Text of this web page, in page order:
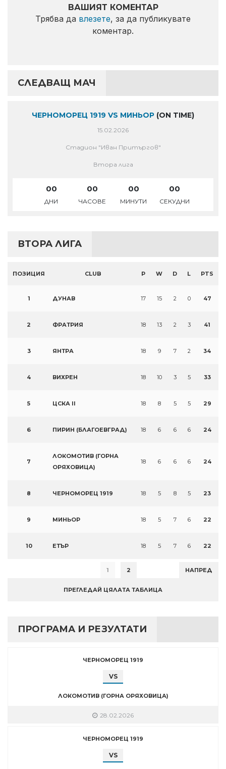
ВАШИЯТ КОМЕНТАР
Трябва да влезете, за да публикувате
коментар.
СЛЕДВАЩ МАЧ
ЧЕРНОМОРЕЦ 1919 VS МИНЬОР (ON TIME)
15.02.2026
Стадион "Иван Притъргов"
Втора лига
00
ДНИ
00
ЧАСОВЕ
00
МИНУТИ
00
СЕКУДНИ
ВТОРА ЛИГА
ПОЗИЦИЯ CLUB P W D L PTS
1 ДУНАВ 17 15 2 0 47
2 ФРАТРИЯ 18 13 2 3 41
3 ЯНТРА 18 9 7 2 34
4 ВИХРЕН 18 10 3 5 33
5 ЦСКА II 18 8 5 5 29
6 ПИРИН (БЛАГОЕВГРАД) 18 6 6 6 24
7
ЛОКОМОТИВ (ГОРНА
ОРЯХОВИЦА)
18 6 6 6 24
8 ЧЕРНОМОРЕЦ 1919 18 5 8 5 23
9 МИНЬОР 18 5 7 6 22
10 ЕТЪР 18 5 7 6 22
1 2 НАПРЕД
ПРЕГЛЕДАЙ ЦЯЛАТА ТАБЛИЦА
ПРОГРАМА И РЕЗУЛТАТИ
ЧЕРНОМОРЕЦ 1919
VS
ЛОКОМОТИВ (ГОРНА ОРЯХОВИЦА)
28.02.2026
ЧЕРНОМОРЕЦ 1919
VS